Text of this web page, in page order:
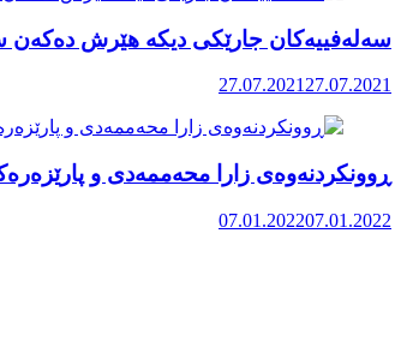
سەلەفییەکان جارێکی دیکە هێرش دەکەن
27.07.2021 27.07.2021
ڕوونکردنەوەی زارا محەممەدی و
07.01.202207.01.2022